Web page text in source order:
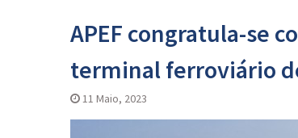
APEF congratula-se
terminal ferroviário
11 Maio, 2023